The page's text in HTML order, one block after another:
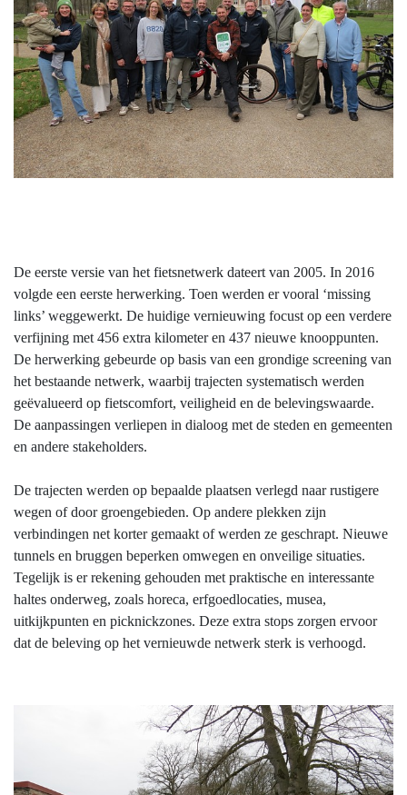
De eerste versie van het fietsnetwerk dateert van 2005. In 2016
volgde een eerste herwerking. Toen werden er vooral ‘missing
links’ weggewerkt. De huidige vernieuwing focust op een verdere
verfijning met 456 extra kilometer en 437 nieuwe knooppunten.
De herwerking gebeurde op basis van een grondige screening van
het bestaande netwerk, waarbij trajecten systematisch werden
geëvalueerd op fietscomfort, veiligheid en de belevingswaarde.
De aanpassingen verliepen in dialoog met de steden en gemeenten
en andere stakeholders.
De trajecten werden op bepaalde plaatsen verlegd naar rustigere
wegen of door groengebieden. Op andere plekken zijn
verbindingen net korter gemaakt of werden ze geschrapt. Nieuwe
tunnels en bruggen beperken omwegen en onveilige situaties.
Tegelijk is er rekening gehouden met praktische en interessante
haltes onderweg, zoals horeca, erfgoedlocaties, musea,
uitkijkpunten en picknickzones. Deze extra stops zorgen ervoor
dat de beleving op het vernieuwde netwerk sterk is verhoogd.